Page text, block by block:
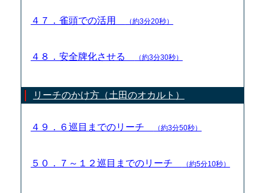
４７．雀頭での活用 （約3分20秒）
４８．安全牌化させる （約3分30秒）
リーチのかけ方（土田のオカルト）
４９．６巡目までのリーチ （約3分50秒）
５０．７～１２巡目までのリーチ （約5分10秒）